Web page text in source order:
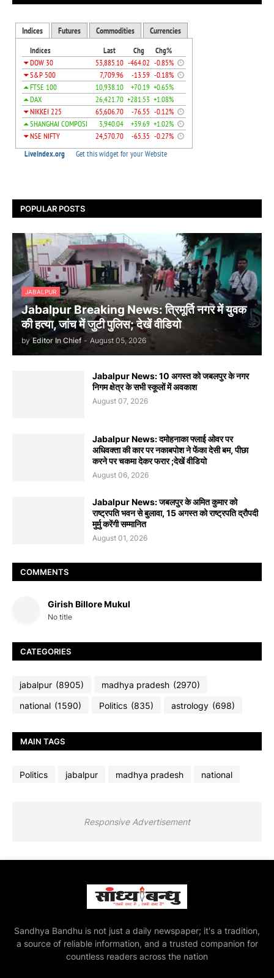
POPULAR POSTS
JABALPUR
Jabalpur Breaking News: त्रिमूर्ति नगर में युवक
की हत्या, जांच में जुटी पुलिस; देखें वीडियो
by Editor In Chief - August 05, 2026
Jabalpur News: 10 अगस्त को जबलपुर के नगर
निगम क्षेत्र के सभी स्कूलों में अवकाश
August 07, 2026
Jabalpur News: दमोहनाका फ्लाई ओवर पर
अधिवक्ता की कार पर नकाबपोश ने फेंका देसी बम, पीछा
करने पर चकमा देकर फरार ;देखें वीडियो
August 06, 2026
Jabalpur News: जबलपुर के अमित कुमार को
राष्ट्रपति भवन से बुलावा, 15 अगस्त को राष्ट्रपति द्रौपदी
मुर्मु करेंगी सम्मानित
August 01, 2026
COMMENTS
Girish Billore Mukul
No title
CATEGORIES
jabalpur (8905) madhya pradesh (2970)
national (1590) Politics (835) astrology (698)
MAIN TAGS
Politics jabalpur madhya pradesh national
Responsive Advertisement
Sandhya Bandhu is not just a daily newspaper; it's a tradition,
a source of reliable information, and a trusted companion for
countless readers across the nation